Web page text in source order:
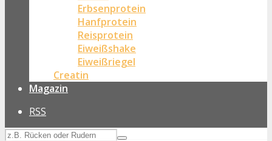
Erbsenprotein
Hanfprotein
Reisprotein
Eiweißshake
Eiweißriegel
Creatin
Magazin
RSS